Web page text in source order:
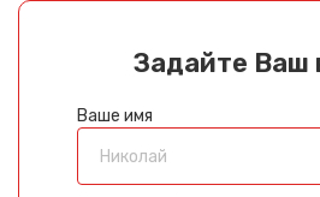
Задайте Ваш
Ваше имя